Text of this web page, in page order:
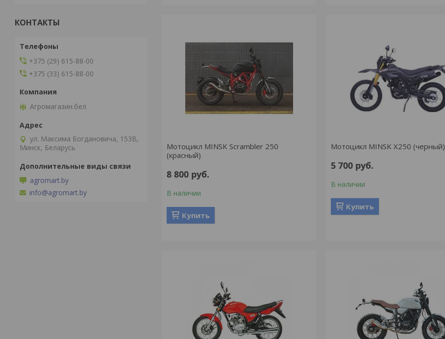
Мотоцикл MINSK Scrambler 250
(красный)
8 800 руб.
В наличии
Купить
Мотоцикл MINSK X250 (черный)
5 700 руб.
В наличии
Купить
КОНТАКТЫ
+375 (29) 615-88-00
+375 (33) 615-88-00
Агромагазин.бел
ул. Максима Богдановича, 153В,
Минск, Беларусь
agromart.by
info@agromart.by